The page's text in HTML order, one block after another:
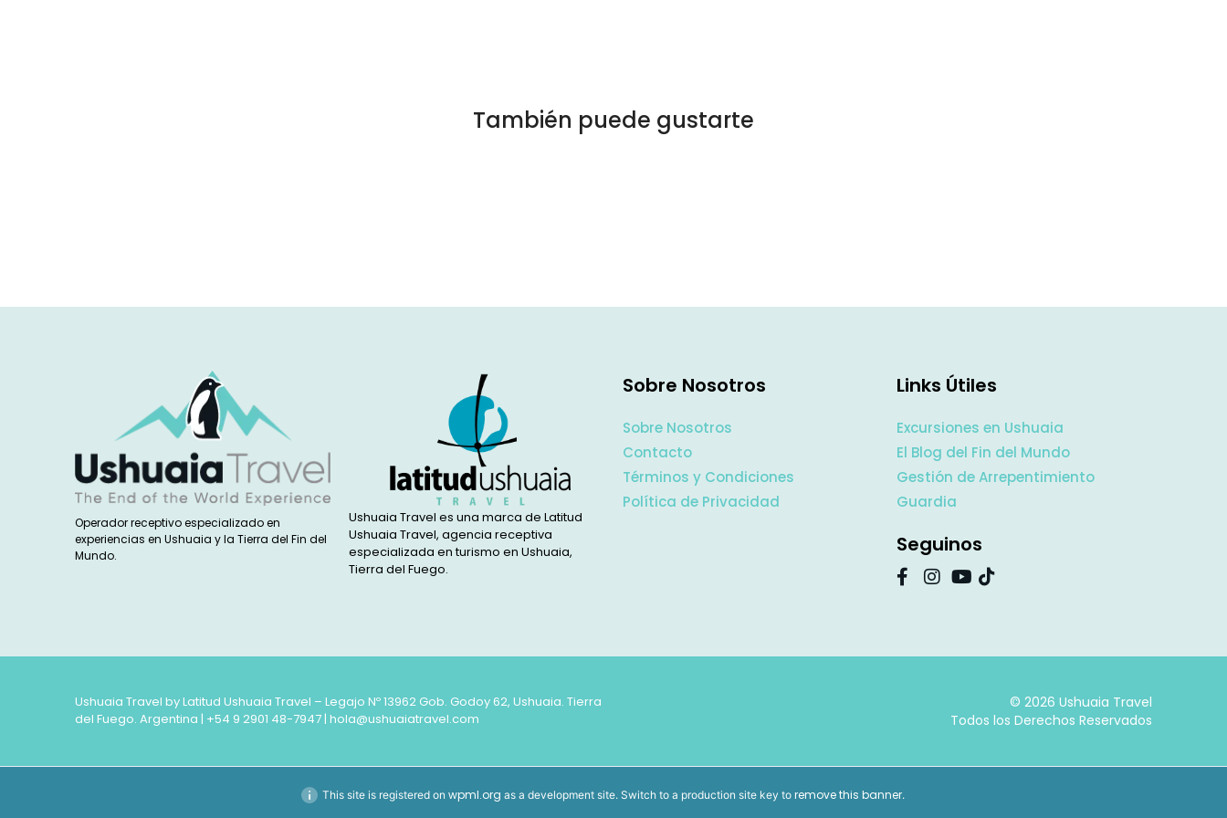
También puede gustarte
Operador receptivo especializado en
experiencias en Ushuaia y la Tierra del Fin del
Mundo.
Ushuaia Travel es una marca de Latitud
Ushuaia Travel, agencia receptiva
especializada en turismo en Ushuaia,
Tierra del Fuego.
Sobre Nosotros
Sobre Nosotros
Contacto
Términos y Condiciones
Política de Privacidad
Links Útiles
Excursiones en Ushuaia
El Blog del Fin del Mundo
Gestión de Arrepentimiento
Guardia
Seguinos
Ushuaia Travel by Latitud Ushuaia Travel – Legajo Nº 13962 Gob. Godoy 62, Ushuaia. Tierra
del Fuego. Argentina | +54 9 2901 48-7947| hola@ushuaiatravel.com
© 2026 Ushuaia Travel
Todos los Derechos Reservados
This site is registered on wpml.org as a development site. Switch to a production site key to remove this banner.